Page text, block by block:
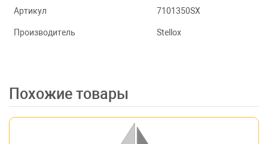
Артикул 7101350SX
Производитель Stellox
Похожие товары